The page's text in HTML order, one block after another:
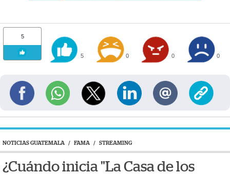
5
5 0 0 0
NOTICIAS GUATEMALA / FAMA / STREAMING
¿Cuándo inicia "La Casa de los